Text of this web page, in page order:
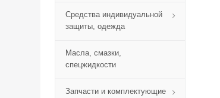
Средства индивидуальной
защиты, одежда
Масла, смазки,
спецжидкости
Запчасти и комплектующие